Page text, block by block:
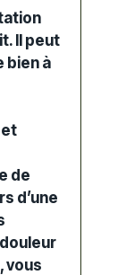
Il peut
bien à
de
d’une
, vous